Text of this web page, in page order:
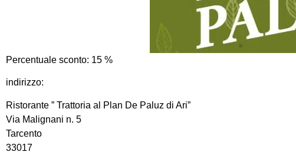
Percentuale sconto: 15 %
indirizzo:
Ristorante ” Trattoria al Plan De Paluz di Ari”
Via Malignani n. 5
Tarcento
33017